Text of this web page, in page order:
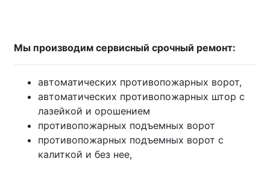
Мы производим сервисный срочный ремонт:
автоматических противопожарных ворот,
автоматических противопожарных штор с
лазейкой и орошением
противопожарных подъемных ворот
противопожарных подъемных ворот с
калиткой и без нее,